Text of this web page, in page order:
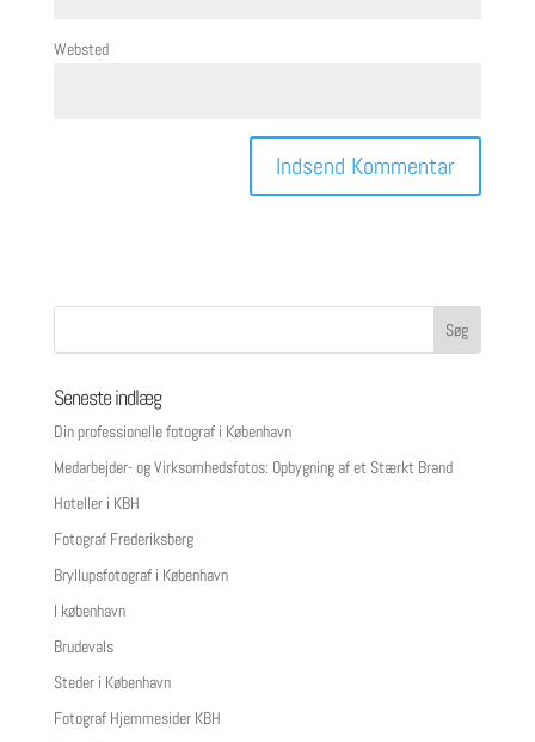
Websted
Seneste indlæg
Din professionelle fotograf i København
Medarbejder- og Virksomhedsfotos: Opbygning af et Stærkt Brand
Hoteller i KBH
Fotograf Frederiksberg
Bryllupsfotograf i København
I københavn
Brudevals
Steder i København
Fotograf Hjemmesider KBH